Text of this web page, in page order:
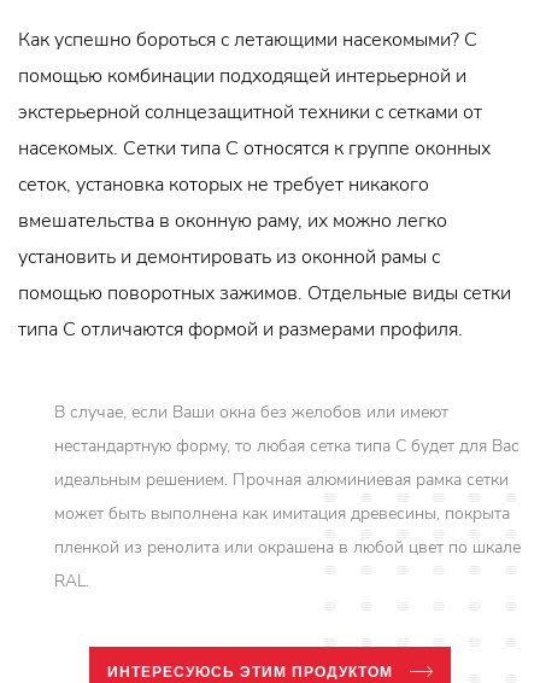
Как успешно бороться с летающими насекомыми? С
помощью комбинации подходящей интерьерной и
экстерьерной солнцезащитной техники с сетками от
насекомых. Сетки типа C относятся к группе оконных
сеток, установка которых не требует никакого
вмешательства в оконную раму, их можно легко
установить и демонтировать из оконной рамы с
помощью поворотных зажимов. Отдельные виды сетки
типа C отличаются формой и размерами профиля.
В случае, если Ваши окна без желобов или имеют
нестандартную форму, то любая сетка типа C будет для Вас
идеальным решением. Прочная алюминиевая рамка сетки
может быть выполнена как имитация древесины, покрыта
пленкой из ренолита или окрашена в любой цвет по шкале
RAL.
ИНТЕРЕСУЮСЬ ЭТИМ ПРОДУКТОМ